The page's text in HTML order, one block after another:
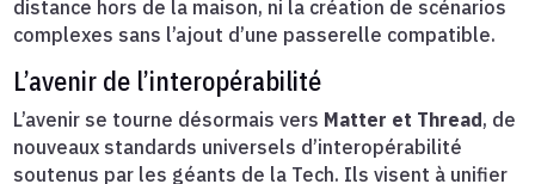
distance hors de la maison, ni la création de scénarios
complexes sans l’ajout d’une passerelle compatible.
L’avenir de l’interopérabilité
L’avenir se tourne désormais vers Matter et Thread, de
nouveaux standards universels d’interopérabilité
soutenus par les géants de la Tech. Ils visent à unifier